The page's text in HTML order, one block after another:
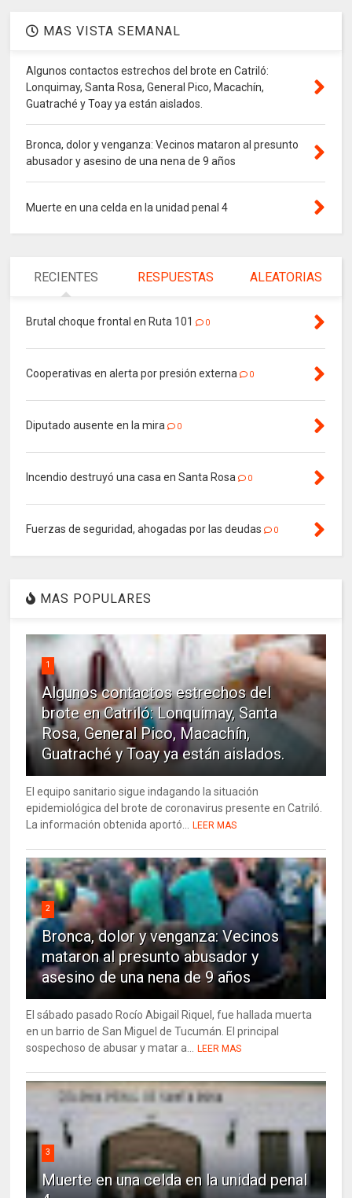
MAS VISTA SEMANAL
Algunos contactos estrechos del brote en Catriló:
Lonquimay, Santa Rosa, General Pico, Macachín,
Guatraché y Toay ya están aislados.
Bronca, dolor y venganza: Vecinos mataron al presunto
abusador y asesino de una nena de 9 años
Muerte en una celda en la unidad penal 4
RECIENTES RESPUESTAS ALEATORIAS
Brutal choque frontal en Ruta 101 0
Cooperativas en alerta por presión externa 0
Diputado ausente en la mira 0
Incendio destruyó una casa en Santa Rosa 0
Fuerzas de seguridad, ahogadas por las deudas 0
MAS POPULARES
1
Algunos contactos estrechos del
brote en Catriló: Lonquimay, Santa
Rosa, General Pico, Macachín,
Guatraché y Toay ya están aislados.
El equipo sanitario sigue indagando la situación
epidemiológica del brote de coronavirus presente en Catriló.
La información obtenida aportó... LEER MAS
2
Bronca, dolor y venganza: Vecinos
mataron al presunto abusador y
asesino de una nena de 9 años
El sábado pasado Rocío Abigail Riquel, fue hallada muerta
en un barrio de San Miguel de Tucumán. El principal
sospechoso de abusar y matar a... LEER MAS
3
Muerte en una celda en la unidad penal